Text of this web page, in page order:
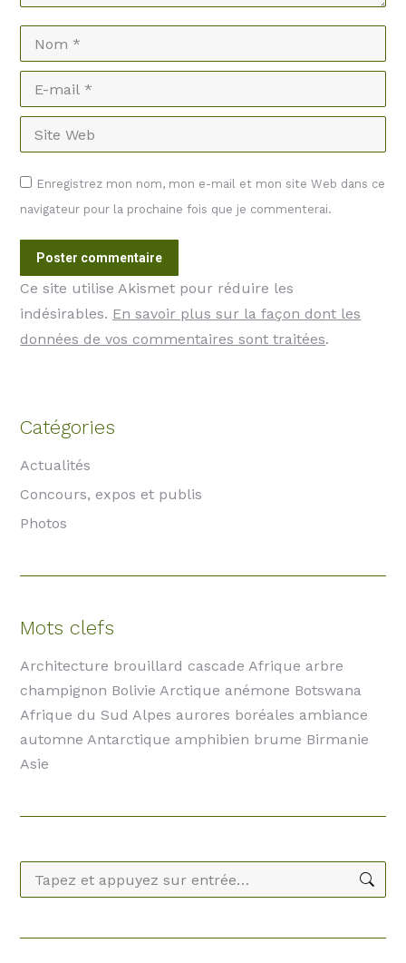
Nom *
E-mail *
Site Web
Enregistrez mon nom, mon e-mail et mon site Web dans ce
navigateur pour la prochaine fois que je commenterai.
Poster commentaire
Ce site utilise Akismet pour réduire les
indésirables. En savoir plus sur la façon dont les
données de vos commentaires sont traitées.
Catégories
Actualités
Concours, expos et publis
Photos
Mots clefs
Architecture brouillard cascade Afrique arbre
champignon Bolivie Arctique anémone Botswana
Afrique du Sud Alpes aurores boréales ambiance
automne Antarctique amphibien brume Birmanie
Asie
Recherche
: